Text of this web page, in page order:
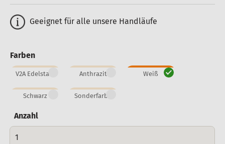
Geeignet für alle unsere Handläufe
Farben
V2A Edelstahl Anthrazit Weiß
Schwarz Sonderfarbe
Anzahl